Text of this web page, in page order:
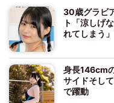
30歳グラビ
ト「涼しげ
れてしまう」
身長146cm
サイドそし
で躍動